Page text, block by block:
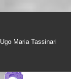
Ugo Maria Tassinari